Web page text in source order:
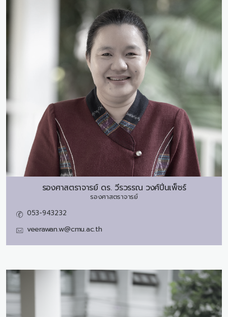
รองศาสตราจารย์ ดร. วีรวรรณ วงศ์ปิ่นเพ็ชร์
รองศาสตราจารย์
053-943232
veerawan.w@cmu.ac.th